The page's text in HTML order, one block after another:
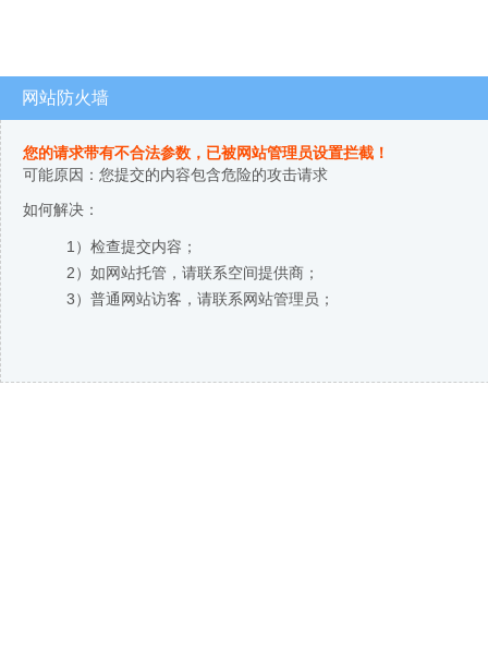
网站防火墙
您的请求带有不合法参数，已被网站管理员设置拦截！
可能原因：您提交的内容包含危险的攻击请求
如何解决：
1）检查提交内容；
2）如网站托管，请联系空间提供商；
3）普通网站访客，请联系网站管理员；